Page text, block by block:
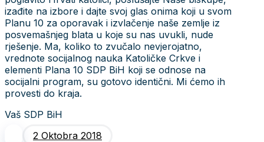
izađite na izbore i dajte svoj glas onima koji u svom
Planu 10 za oporavak i izvlačenje naše zemlje iz
posvemašnjeg blata u koje su nas uvukli, nude
rješenje. Ma, koliko to zvučalo nevjerojatno,
vrednote socijalnog nauka Katoličke Crkve i
elementi Plana 10 SDP BiH koji se odnose na
socijalni program, su gotovo identični. Mi ćemo ih
provesti do kraja.
Vaš SDP BiH
2 Oktobra 2018